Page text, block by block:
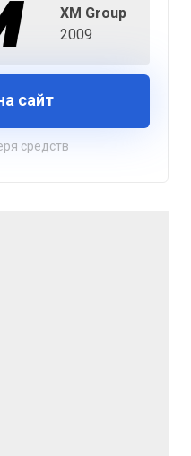
XM Group
2009
сайт
средств